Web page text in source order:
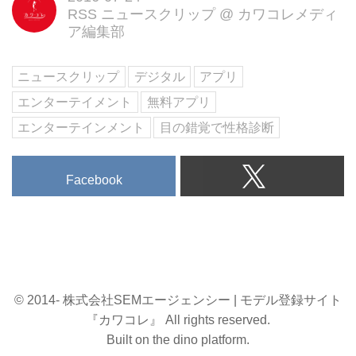
RSS ニュースクリップ @ カワコレメディ
ア編集部
ニュースクリップ デジタル
アプリ
エンターテイメント
無料アプリ
エンターテインメント
目の錯覚で性格診断
Facebook
© 2014- 株式会社SEMエージェンシー | モデル登録サイト
『カワコレ』 All rights reserved.
Built on the dino platform.